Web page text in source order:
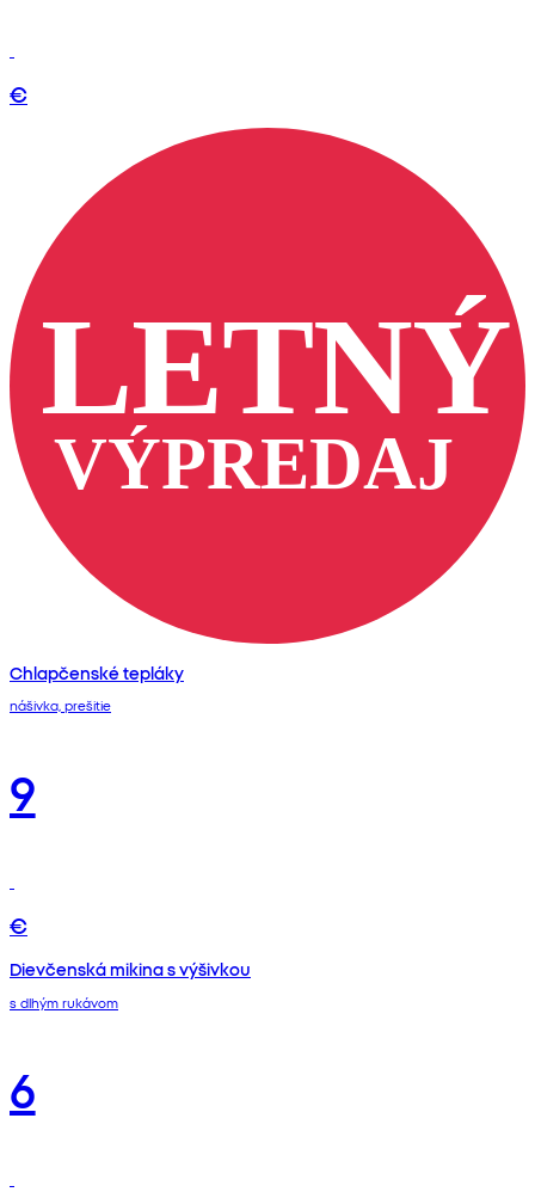
€
Chlapčenské tepláky
nášivka, prešitie
9
€
Dievčenská mikina s výšivkou
s dlhým rukávom
6